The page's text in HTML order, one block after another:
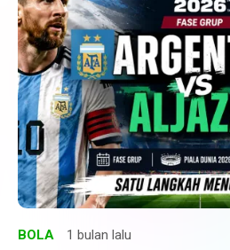
BOLA 1 bulan lalu